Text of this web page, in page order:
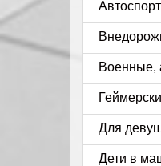
Автоспорт
Военные,
Для
Дети в